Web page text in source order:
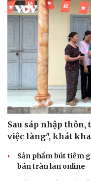
Sức khỏe
Dinh dưỡng - món ngon
Sản phụ khoa
Nhi khoa
Làm đẹp - giảm cân
Phòng mạch online
Ăn sạch sống khỏe
Sau sáp nhập thôn,
việc làng", khát
Sản phẩm bút tiêm
bán tràn lan online